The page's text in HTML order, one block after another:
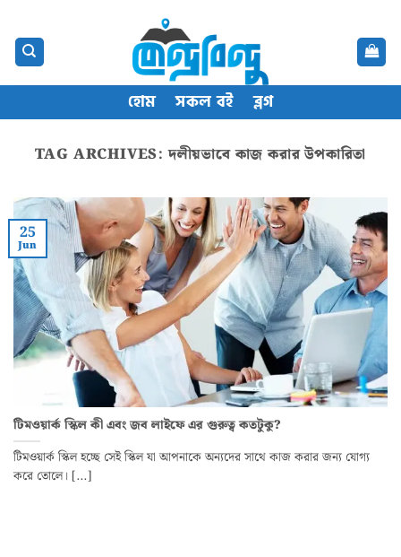
content
হোম সকল বই ব্লগ
TAG ARCHIVES:দলীয়ভাবে কাজ করার উপকারিতা
টিমওয়ার্ক স্কিল কী এবং জব লাইফে এর গুরুত্ব কতটুকু?
টিমওয়ার্ক স্কিল হচ্ছে সেই স্কিল যা আপনাকে অন্যদের সাথে কাজ করার জন্য যোগ্য
করে তোলে। [...]
25
Jun